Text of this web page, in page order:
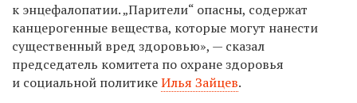
к энцефалопатии. „Парители“ опасны, содержат
канцерогенные вещества, которые могут нанести
существенный вред здоровью», — сказал
председатель комитета по охране здоровья
и социальной политикеИлья Зайцев.